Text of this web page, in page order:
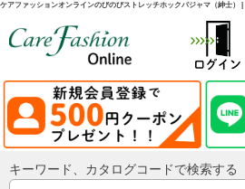
ケアファッションオンラインのびのびストレッチホックパジャマ（紳士）
キーワード、カタログコードで検索する